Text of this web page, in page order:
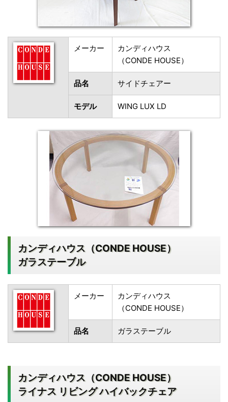
メーカー
カンディハウス
（CONDE HOUSE）
品名 サイドチェアー
モデル WING LUX LD
カンディハウス（CONDE HOUSE）
ガラステーブル
メーカー
カンディハウス
（CONDE HOUSE）
品名 ガラステーブル
カンディハウス（CONDE HOUSE）
ライナス リビング ハイバックチェア